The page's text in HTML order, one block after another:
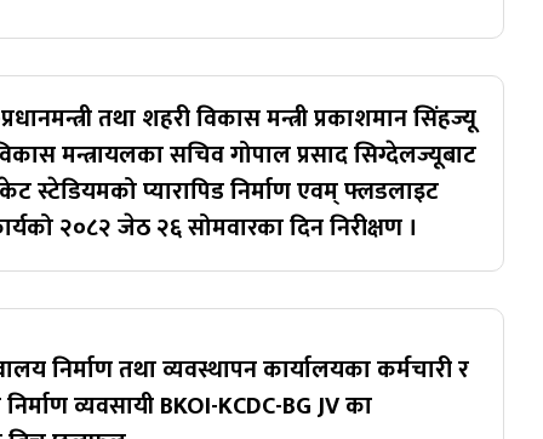
तथा शहरी विकास मन्त्री प्रकाशमान सिंहज्यू
मन्त्रायलका सचिव गोपाल प्रसाद सिग्देलज्यूबाट
स्टेडियमको प्यारापिड निर्माण एवम् फ्लडलाइट
२०८२ जेठ २६ सोमवारका दिन निरीक्षण ।
निर्माण तथा व्यवस्थापन कार्यालयका कर्मचारी र
निर्माण व्यवसायी BKOI-KCDC-BG JV का